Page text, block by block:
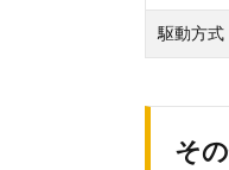
駆動方式
そ